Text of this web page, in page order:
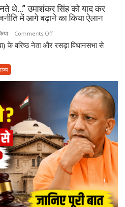
थे…” उमाशंकर सिंह को याद कर
में आगे बढ़ाने का किया ऐलान
Comments Offon
“मुझे
उमाशंकर
सिंह
को
याद
कर
भावुक
हुईं
के वरिष्ठ नेता और रसड़ा विधानसभा से